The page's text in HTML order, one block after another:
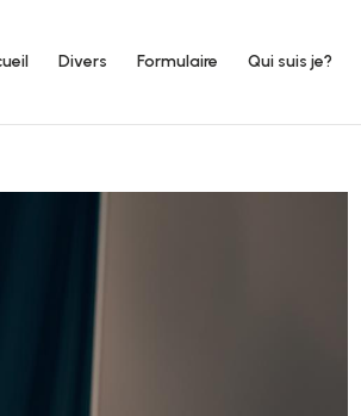
Divers Formulaire Qui suis je?